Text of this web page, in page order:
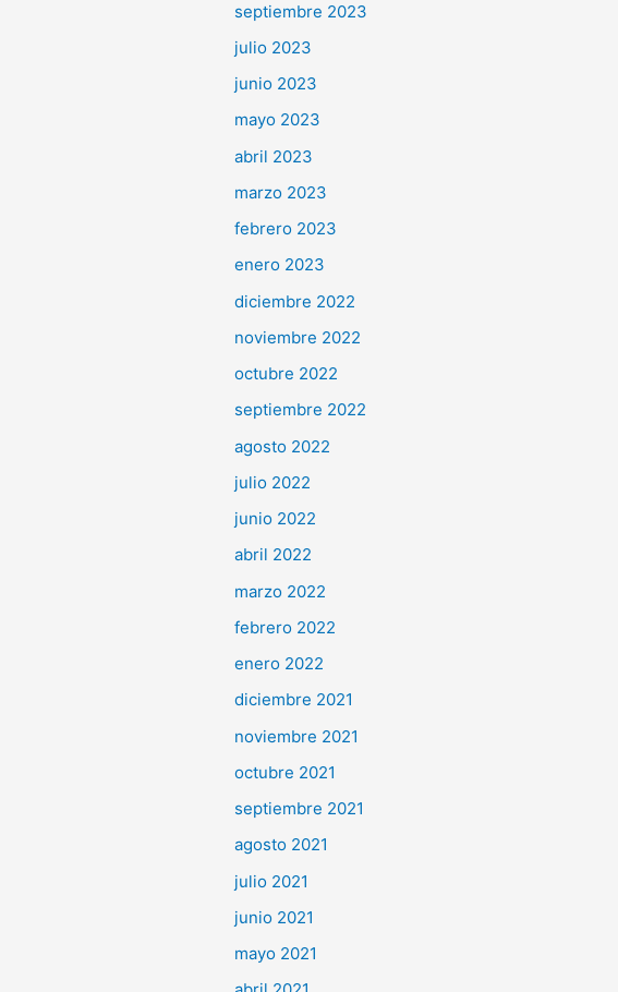
septiembre 2023
julio 2023
junio 2023
mayo 2023
abril 2023
marzo 2023
febrero 2023
enero 2023
diciembre 2022
noviembre 2022
octubre 2022
septiembre 2022
agosto 2022
julio 2022
junio 2022
abril 2022
marzo 2022
febrero 2022
enero 2022
diciembre 2021
noviembre 2021
octubre 2021
septiembre 2021
agosto 2021
julio 2021
junio 2021
mayo 2021